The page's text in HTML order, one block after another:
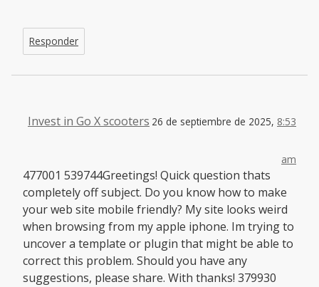
Responder
Invest in Go X scooters 26 de septiembre de 2025, 8:53
am
477001 539744Greetings! Quick question thats
completely off subject. Do you know how to make
your web site mobile friendly? My site looks weird
when browsing from my apple iphone. Im trying to
uncover a template or plugin that might be able to
correct this problem. Should you have any
suggestions, please share. With thanks! 379930